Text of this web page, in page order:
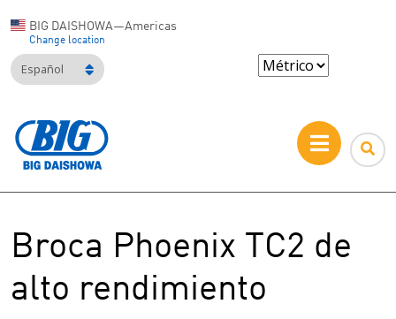
BIG DAISHOWA—Americas
Change location
Español
Broca Phoenix TC2 de
alto rendimiento